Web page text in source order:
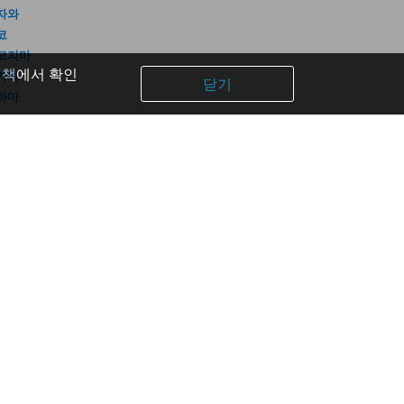
와
지마
키
마
에서 확인 닫기